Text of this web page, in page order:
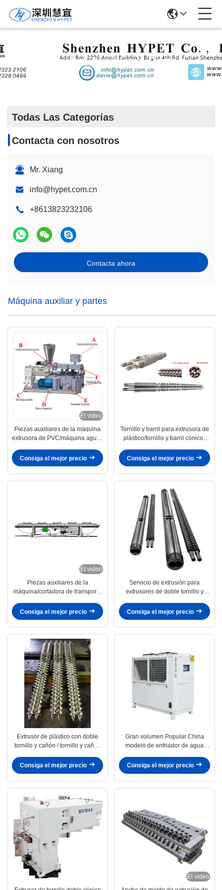
Máquina Auxiliar Y Partes
Todas Las Categorías
Contacta con nosotros
Mr. Xiang
info@hypet.com.cn
+8613823232106
Contacta ahora
Máquina auxiliar y partes
El video
Piezas auxiliares de la máquina
extrusora de PVC/máquina aguas
Consiga el mejor precio
Tornillo y barril para extrusora de
plástico/tornillo y barril cónicos
Consiga el mejor precio
El video
Piezas auxiliares de la
máquina/cortadora de transporte
Consiga el mejor precio
Servicio de extrusión para
extrusores de doble tornillo y
Consiga el mejor precio
Extrusor de plástico con doble
tornillo y cañón / tornillo y cañón
tornillo
Consiga el mejor precio
Gran volumen Popular China
modelo de enfriador de agua
enfriamiento del ventilador
Consiga el mejor precio
El video